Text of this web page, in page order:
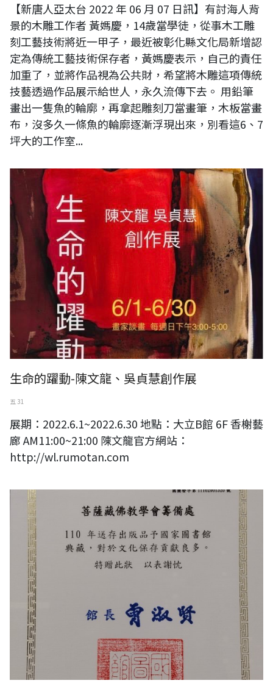
【新唐人亞太台 2022 年 06 月 07 日訊】有討海人背
景的木雕工作者 黃媽慶，14歲當學徒，從事木工雕
刻工藝技術將近一甲子，最近被彰化縣文化局新增認
定為傳統工藝技術保存者，黃媽慶表示，自己的責任
加重了，並將作品視為公共財，希望將木雕這項傳統
技藝透過作品展示給世人，永久流傳下去。 用鉛筆
畫出一隻魚的輪廓，再拿起雕刻刀當畫筆，木板當畫
布，沒多久一條魚的輪廓逐漸浮現出來，別看這6、7
坪大的工作室...
生命的躍動-陳文龍、吳貞慧創作展
五 31
展期：2022.6.1~2022.6.30 地點：大立B館 6F 香榭藝
廊 AM11:00~21:00 陳文龍官方網站：
http://wl.rumotan.com
國家圖書館感謝狀